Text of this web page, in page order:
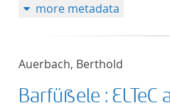
more metadata
Auerbach, Berthold
Barfüßele : ELTeC